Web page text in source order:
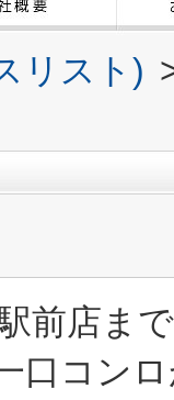
リスト)
前店ま
口コン